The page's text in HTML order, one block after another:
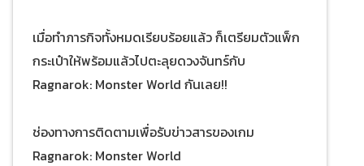
เมื่อทำภารกิจทั้งหมดเรียบร้อยแล้ว ก็เตรียมตัวแพ็ก
กระเป๋าให้พร้อมแล้วไปตะลุยดวงจันทร์กับ
Ragnarok: Monster World กันเลย!!
ช่องทางการติดตามเพื่อรับข่าวสารของเกม
Ragnarok: Monster World